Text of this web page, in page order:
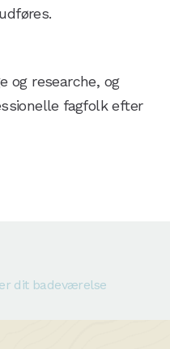
og researche, og
fagfolk efter
dit badeværelse